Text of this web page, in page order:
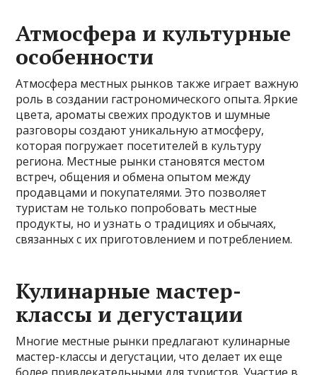
Атмосфера и культурные
особенности
Атмосфера местных рынков также играет важную
роль в создании гастрономического опыта. Яркие
цвета, ароматы свежих продуктов и шумные
разговоры создают уникальную атмосферу,
которая погружает посетителей в культуру
региона. Местные рынки становятся местом
встреч, общения и обмена опытом между
продавцами и покупателями. Это позволяет
туристам не только попробовать местные
продукты, но и узнать о традициях и обычаях,
связанных с их приготовлением и потреблением.
Кулинарные мастер-
классы и дегустации
Многие местные рынки предлагают кулинарные
мастер-классы и дегустации, что делает их еще